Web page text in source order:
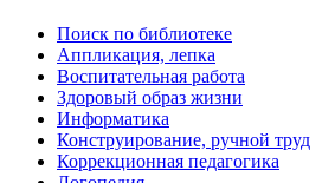
Поиск по библиотеке
Аппликация, лепка
Воспитательная работа
Здоровый образ жизни
Информатика
Конструирование, ручной труд
Коррекционная педагогика